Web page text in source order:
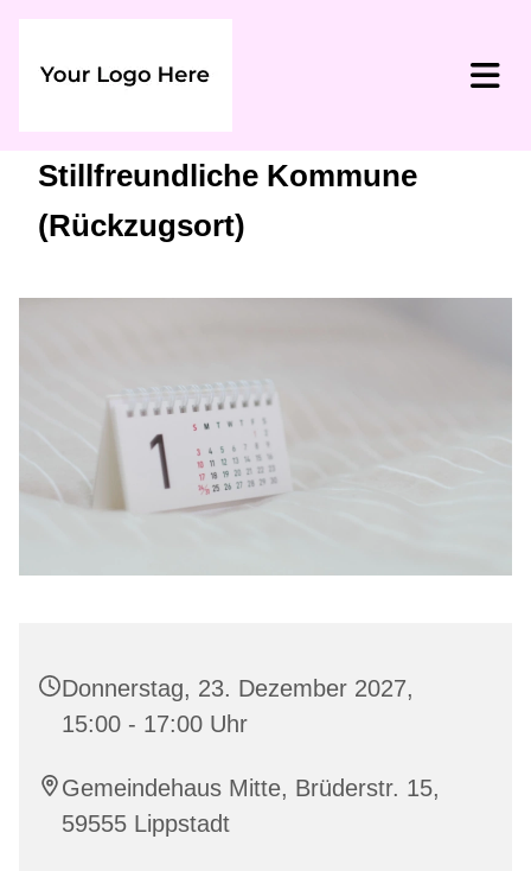
Stillfreundliche Kommune
(Rückzugsort)
Donnerstag, 23. Dezember 2027,
15:00 - 17:00 Uhr
Gemeindehaus Mitte, Brüderstr. 15,
59555 Lippstadt